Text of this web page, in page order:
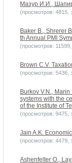
Мазур И.И.,
(просмотров: 4815,
Baker B., Shrerer
th Annual PMI
(просмотров:
Brown C.V.
(просмотров: 5436,
Burkov V.N.,
systems with the
of the Institute of
(просмотров: 9475,
Jain A.K.
(просмотров: 4479,
Ashenfelter O.,